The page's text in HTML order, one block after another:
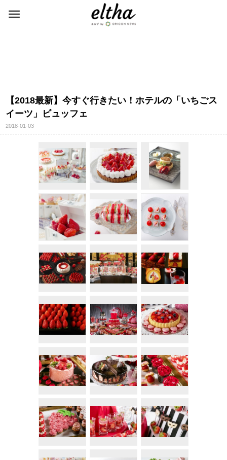
【2018最新】今すぐ行きたい！ホテルの「いちごス
イーツ」ビュッフェ
2018-01-03